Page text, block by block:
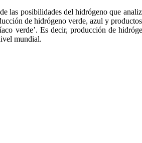
las posibilidades del hidrógeno que
de hidrógeno verde, azul y
verde’. Es decir, producción de
mundial.